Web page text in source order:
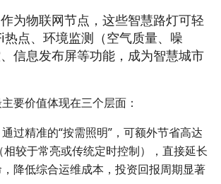
为物联网节点，这些智慧路灯可轻
点、环境监测（空气质量、噪
信息发布屏等功能，成为智慧城市
要价值体现在三个层面：
过精准的“按需照明”，可额外节省高达
相较于常亮或传统定时控制），直接延长
降低综合运维成本，投资回报周期显著